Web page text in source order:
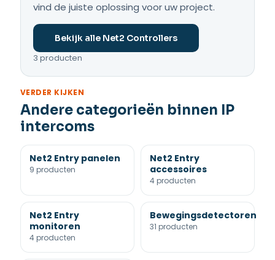
vind de juiste oplossing voor uw project.
Bekijk alle Net2 Controllers
3 producten
VERDER KIJKEN
Andere categorieën binnen IP
intercoms
Net2 Entry panelen
9 producten
Net2 Entry
accessoires
4 producten
Net2 Entry
monitoren
4 producten
Bewegingsdetectoren
31 producten